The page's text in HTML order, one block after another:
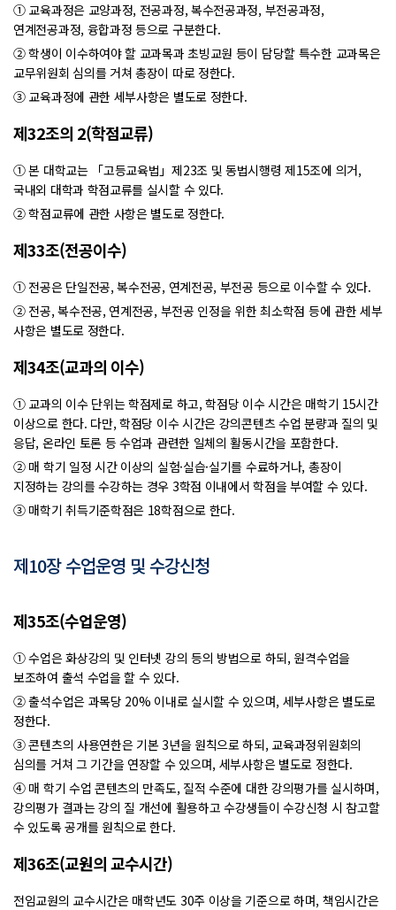
① 교육과정은 교양과정, 전공과정, 복수전공과정, 부전공과정,
연계전공과정, 융합과정 등으로 구분한다.
② 학생이 이수하여야 할 교과목과 초빙교원 등이 담당할 특수한 교과목은
교무위원회 심의를 거쳐 총장이 따로 정한다.
③ 교육과정에 관한 세부사항은 별도로 정한다.
제32조의 2(학점교류)
① 본 대학교는 「고등교육법」제23조 및 동법시행령 제15조에 의거,
국내외 대학과 학점교류를 실시할 수 있다.
② 학점교류에 관한 사항은 별도로 정한다.
제33조(전공이수)
① 전공은 단일전공, 복수전공, 연계전공, 부전공 등으로 이수할 수 있다.
② 전공, 복수전공, 연계전공, 부전공 인정을 위한 최소학점 등에 관한 세부
사항은 별도로 정한다.
제34조(교과의 이수)
① 교과의 이수 단위는 학점제로 하고, 학점당 이수 시간은 매학기 15시간
이상으로 한다. 다만, 학점당 이수 시간은 강의콘텐츠 수업 분량과 질의 및
응답, 온라인 토론 등 수업과 관련한 일체의 활동시간을 포함한다.
② 매 학기 일정 시간 이상의 실험·실습·실기를 수료하거나, 총장이
지정하는 강의를 수강하는 경우 3학점 이내에서 학점을 부여할 수 있다.
③ 매학기 취득기준학점은 18학점으로 한다.
제10장 수업운영 및 수강신청
제35조(수업운영)
① 수업은 화상강의 및 인터넷 강의 등의 방법으로 하되, 원격수업을
보조하여 출석 수업을 할 수 있다.
② 출석수업은 과목당 20% 이내로 실시할 수 있으며, 세부사항은 별도로
정한다.
③ 콘텐츠의 사용연한은 기본 3년을 원칙으로 하되, 교육과정위원회의
심의를 거쳐 그 기간을 연장할 수 있으며, 세부사항은 별도로 정한다.
④ 매 학기 수업 콘텐츠의 만족도, 질적 수준에 대한 강의평가를 실시하며,
강의평가 결과는 강의 질 개선에 활용하고 수강생들이 수강신청 시 참고할
수 있도록 공개를 원칙으로 한다.
제36조(교원의 교수시간)
전임교원의 교수시간은 매학년도 30주 이상을 기준으로 하며, 책임시간은